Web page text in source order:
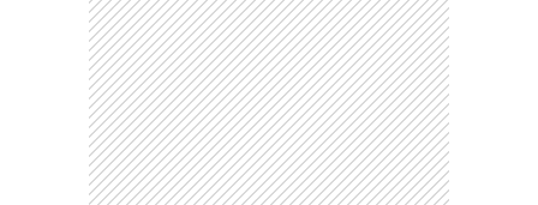
CARREGANDO PUBLICIDADE